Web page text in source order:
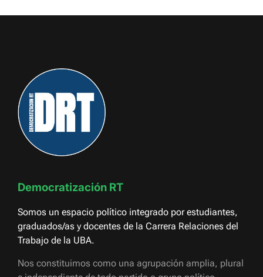
Democratización RT
Somos un espacio político integrado por estudiantes,
graduados/as y docentes de la Carrera Relaciones del
Trabajo de la UBA.
Nos constituimos como una agrupación amplia, plural